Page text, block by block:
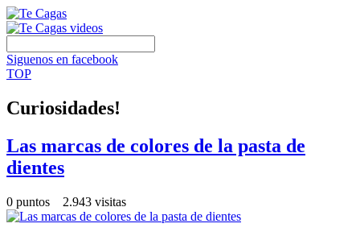
Siguenos en facebook
TOP
Curiosidades!
Las marcas de colores de la pasta de
dientes
0 puntos 2.943 visitas